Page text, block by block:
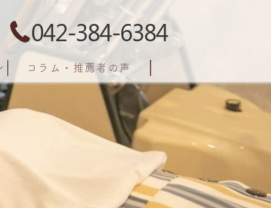
042-384-6384
コラム・推薦者の声